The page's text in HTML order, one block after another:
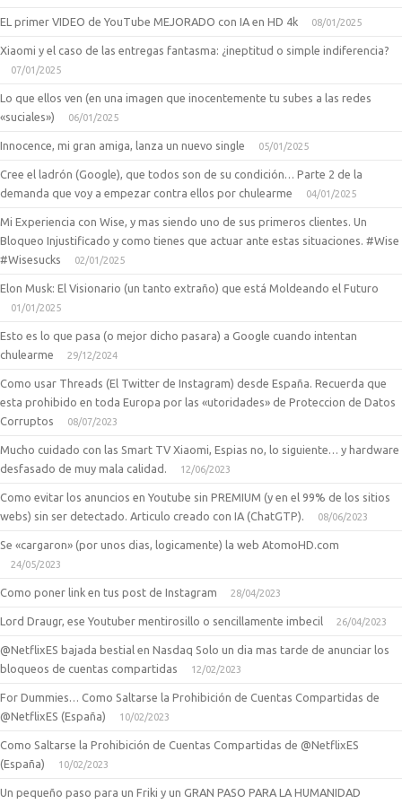
│       3D Battle Chess
│       Ahorcado
│       AMA Memory Booster
│       Brain Challenge
│       Brain Genius
│       Brain Juice - Energy
│       Brain Juice
│       Cafe Memory Match
│       ChessBuddy
│       Chu Chu Rocket
│       Cifras y Letras
│       Football Manager Quiz
│       Friends Trivia
│       Horny Hotel - Emiliy
│       IQ Academy
│       Kakuro
│       Kasparov Chess
│       Kojak - Detective  Puzzles
│       Mephisto Ajedrez E.M.
│       Mi Ahorcado
│       Pasapalabra
│       Pictionary
│       Platinum Sudoku
│       Prism - Light the Way
│       Quien es Quien
│       Quieres ser millonario
│       Scrabble
│       Sudoku 3D
│       The Hangman Show
│       WordKing Spelltris
│
│       Bruce Lee - Iron Fist 3D
│       Capoeira
│       Fight Night Round 3
EL primer VIDEO de YouTube MEJORADO con IA en HD 4k 08/01/2025
Xiaomi y el caso de las entregas fantasma: ¿ineptitud o simple indiferencia?
07/01/2025
Lo que ellos ven (en una imagen que inocentemente tu subes a las redes
«suciales»)
06/01/2025
Innocence, mi gran amiga, lanza un nuevo single 05/01/2025
Cree el ladrón (Google), que todos son de su condición… Parte 2 de la
demanda que voy a empezar contra ellos por chulearme
04/01/2025
Mi Experiencia con Wise, y mas siendo uno de sus primeros clientes. Un
Bloqueo Injustificado y como tienes que actuar ante estas situaciones. #Wise
#Wisesucks
02/01/2025
Elon Musk: El Visionario (un tanto extraño) que está Moldeando el Futuro
01/01/2025
Esto es lo que pasa (o mejor dicho pasara) a Google cuando intentan
chulearme
29/12/2024
Como usar Threads (El Twitter de Instagram) desde España. Recuerda que
esta prohibido en toda Europa por las «utoridades» de Proteccion de Datos
Corruptos
08/07/2023
Mucho cuidado con las Smart TV Xiaomi, Espias no, lo siguiente… y hardware
desfasado de muy mala calidad.
12/06/2023
Como evitar los anuncios en Youtube sin PREMIUM (y en el 99% de los sitios
webs) sin ser detectado. Articulo creado con IA (ChatGTP).
08/06/2023
Se «cargaron» (por unos dias, logicamente) la web AtomoHD.com
24/05/2023
Como poner link en tus post de Instagram 28/04/2023
Lord Draugr, ese Youtuber mentirosillo o sencillamente imbecil 26/04/2023
@NetflixES bajada bestial en Nasdaq Solo un dia mas tarde de anunciar los
bloqueos de cuentas compartidas
12/02/2023
For Dummies… Como Saltarse la Prohibición de Cuentas Compartidas de
@NetflixES (España)
10/02/2023
Como Saltarse la Prohibición de Cuentas Compartidas de @NetflixES
(España)
10/02/2023
Un pequeño paso para un Friki y un GRAN PASO PARA LA HUMANIDAD